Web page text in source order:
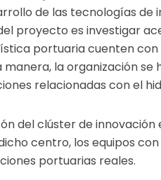
de las tecnologías de
proyecto es investigar
portuaria cuenten
manera, la organización
relacionadas con el
del clúster de
centro, los equipos
portuarias reales.